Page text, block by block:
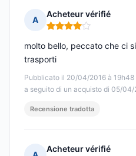
A
Acheteur vérifié
Nota: 4 su 5
Pubblicato il 20/04/2016 à 19h48
a seguito di un acquisto di 05/04/
molto bello, peccato che ci
trasporti
Recensione tradotta
Acheteur vérifié